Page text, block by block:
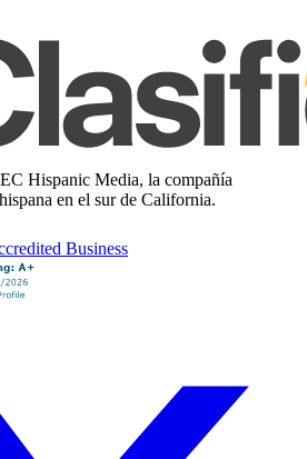
Hispanic Media, la compañía
en el sur de California.
Business